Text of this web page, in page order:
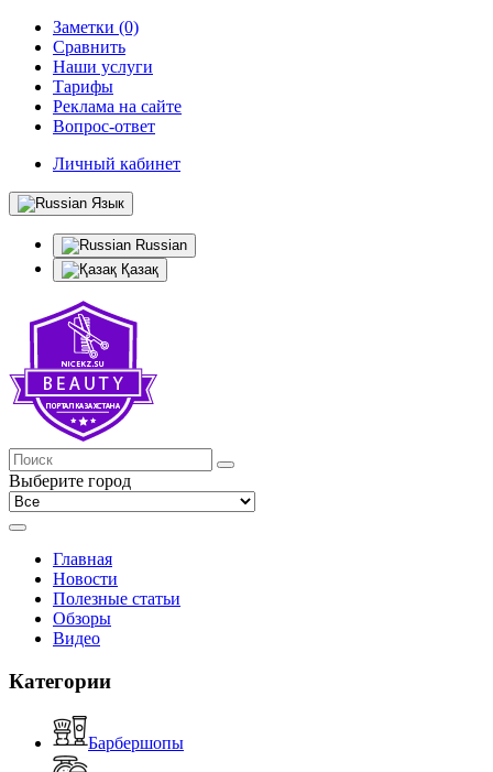
Заметки (0)
Сравнить
Наши услуги
Тарифы
Реклама на сайте
Вопрос-ответ
Личный кабинет
Язык
Russian
Қазақ
Выберите город
Главная
Новости
Полезные статьи
Обзоры
Видео
Категории
Барбершопы